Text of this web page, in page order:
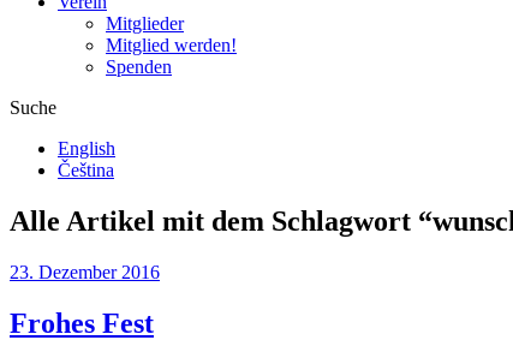
Mitglieder
Mitglied werden!
Spenden
Suche
English
Čeština
Alle Artikel mit dem Schlagwort “
23. Dezember 2016
Frohes Fest